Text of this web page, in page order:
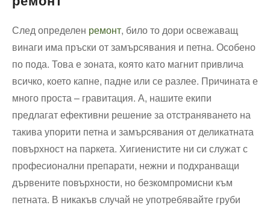
След определен ремонт, било то дори освежаващ
винаги има пръски от замърсявания и петна. Особено
по пода. Това е зоната, която като магнит привлича
всичко, което капне, падне или се разлее. Причината е
много проста – гравитация. А, нашите екипи
предлагат ефективни решение за отстраняването на
такива упорити петна и замърсявания от деликатната
повърхност на паркета. Хигиенистите ни си служат с
професионални препарати, нежни и подхранващи
дървените повърхности, но безкомпромисни към
петната. В никакъв случай не употребявайте груби